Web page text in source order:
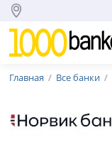
Главная Все банки